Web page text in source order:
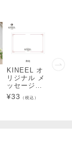
KINEEL オ
リジナル メ
ッセージカ
ード（無
地）
¥33 （税込）